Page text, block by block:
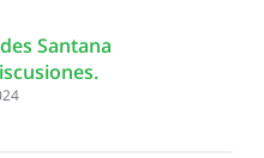
Santana
.